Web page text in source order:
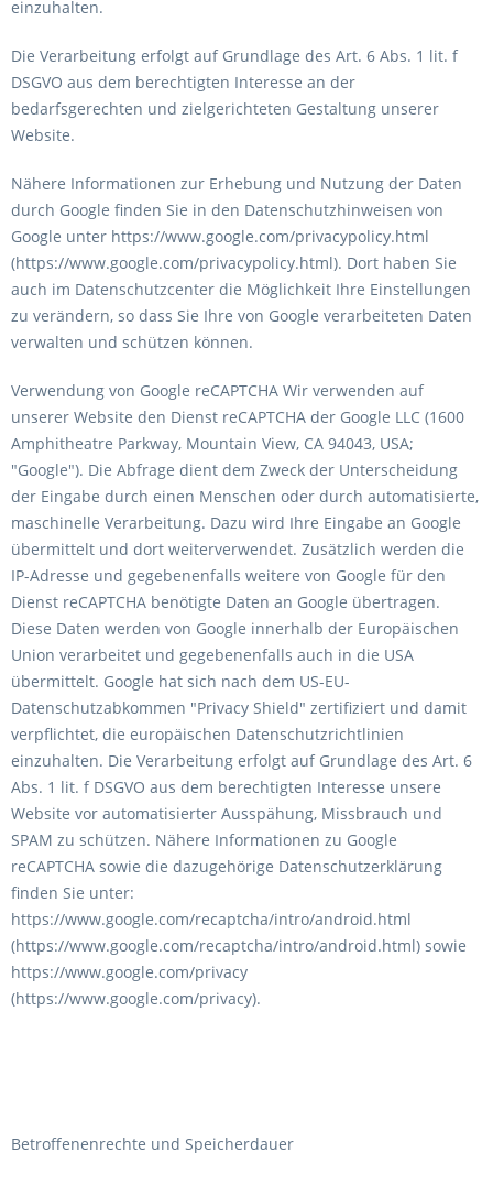
einzuhalten.
Die Verarbeitung erfolgt auf Grundlage des Art. 6 Abs. 1 lit. f
DSGVO aus dem berechtigten Interesse an der
bedarfsgerechten und zielgerichteten Gestaltung unserer
Website.
Nähere Informationen zur Erhebung und Nutzung der Daten
durch Google finden Sie in den Datenschutzhinweisen von
Google unter https://www.google.com/privacypolicy.html
(https://www.google.com/privacypolicy.html). Dort haben Sie
auch im Datenschutzcenter die Möglichkeit Ihre Einstellungen
zu verändern, so dass Sie Ihre von Google verarbeiteten Daten
verwalten und schützen können.
Verwendung von Google reCAPTCHA Wir verwenden auf
unserer Website den Dienst reCAPTCHA der Google LLC (1600
Amphitheatre Parkway, Mountain View, CA 94043, USA;
"Google"). Die Abfrage dient dem Zweck der Unterscheidung
der Eingabe durch einen Menschen oder durch automatisierte,
maschinelle Verarbeitung. Dazu wird Ihre Eingabe an Google
übermittelt und dort weiterverwendet. Zusätzlich werden die
IP-Adresse und gegebenenfalls weitere von Google für den
Dienst reCAPTCHA benötigte Daten an Google übertragen.
Diese Daten werden von Google innerhalb der Europäischen
Union verarbeitet und gegebenenfalls auch in die USA
übermittelt. Google hat sich nach dem US-EU-
Datenschutzabkommen "Privacy Shield" zertifiziert und damit
verpflichtet, die europäischen Datenschutzrichtlinien
einzuhalten. Die Verarbeitung erfolgt auf Grundlage des Art. 6
Abs. 1 lit. f DSGVO aus dem berechtigten Interesse unsere
Website vor automatisierter Ausspähung, Missbrauch und
SPAM zu schützen. Nähere Informationen zu Google
reCAPTCHA sowie die dazugehörige Datenschutzerklärung
finden Sie unter:
https://www.google.com/recaptcha/intro/android.html
(https://www.google.com/recaptcha/intro/android.html) sowie
https://www.google.com/privacy
(https://www.google.com/privacy).
Betroffenenrechte und Speicherdauer